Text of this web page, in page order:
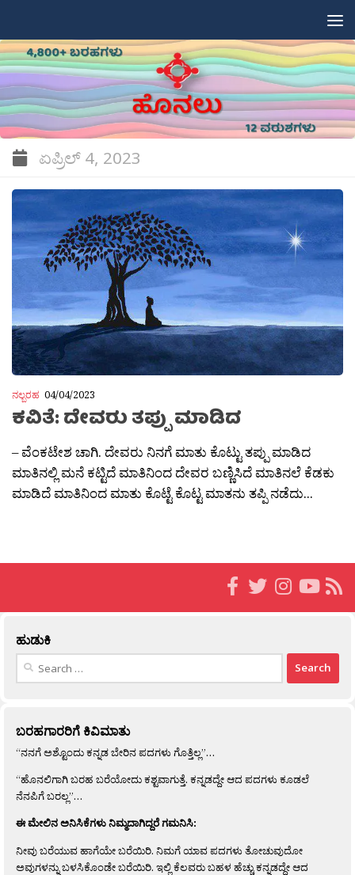
ಏಪ್ರಿಲ್ 4, 2023
ನಲ್ಬರಹ 04/04/2023
ಕವಿತೆ: ದೇವರು ತಪ್ಪು ಮಾಡಿದ
– ವೆಂಕಟೇಶ ಚಾಗಿ. ದೇವರು ನಿನಗೆ ಮಾತು ಕೊಟ್ಟು ತಪ್ಪು ಮಾಡಿದ
ಮಾತಿನಲ್ಲಿ ಮನೆ ಕಟ್ಟಿದೆ ಮಾತಿನಿಂದ ದೇವರ ಬಣ್ಣಿಸಿದೆ ಮಾತಿನಲೆ ಕೆಡಕು
ಮಾಡಿದೆ ಮಾತಿನಿಂದ ಮಾತು ಕೊಟ್ಟೆ ಕೊಟ್ಟ ಮಾತನು ತಪ್ಪಿ ನಡೆದು...
ಹುಡುಕಿ
Search
ಬರಹಗಾರರಿಗೆ ಕಿವಿಮಾತು
“ನನಗೆ ಅಶ್ಟೊಂದು ಕನ್ನಡ ಬೇರಿನ ಪದಗಳು ಗೊತ್ತಿಲ್ಲ”…
“ಹೊನಲಿಗಾಗಿ ಬರಹ ಬರೆಯೋದು ಕಶ್ಟವಾಗುತ್ತೆ. ಕನ್ನಡದ್ದೇ ಆದ ಪದಗಳು ಕೂಡಲೆ
ನೆನಪಿಗೆ ಬರಲ್ಲ”…
ಈ ಮೇಲಿನ ಅನಿಸಿಕೆಗಳು ನಿಮ್ಮದಾಗಿದ್ದರೆ ಗಮನಿಸಿ:
ನೀವು ಬರೆಯುವ ಹಾಗೆಯೇ ಬರೆಯಿರಿ. ನಿಮಗೆ ಯಾವ ಪದಗಳು ತೋಚುವುದೋ
ಅವುಗಳನ್ನು ಬಳಸಿಕೊಂಡೇ ಬರೆಯಿರಿ. ಇಲ್ಲಿ ಕೆಲವರು ಬಹಳ ಹೆಚ್ಚು ಕನ್ನಡದ್ದೇ ಆದ